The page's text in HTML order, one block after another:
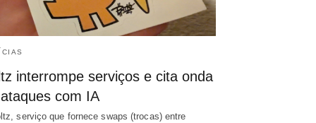
interrompe serviços e cita onda
com IA
serviço que fornece swaps (trocas) entre